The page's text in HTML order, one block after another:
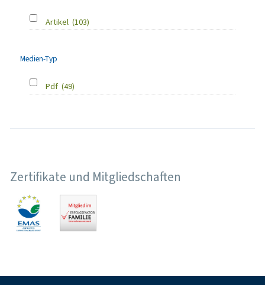
Artikel (103)
Medien-Typ
Pdf (49)
Zertifikate und Mitgliedschaften